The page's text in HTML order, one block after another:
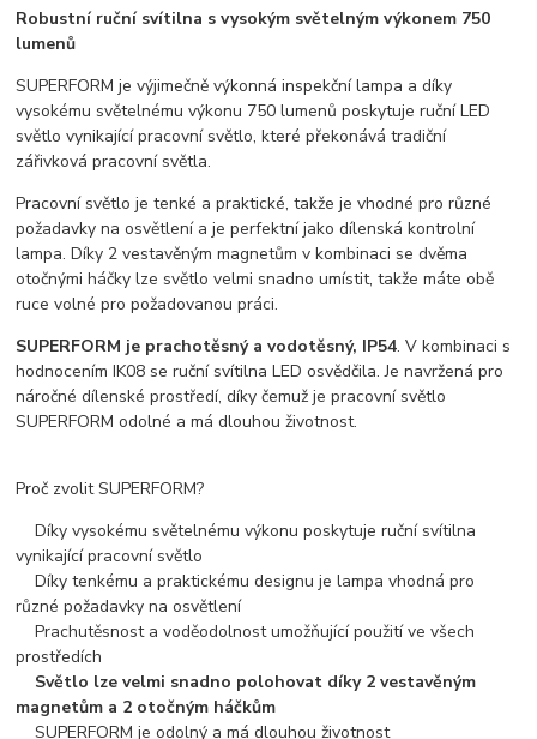
Robustní ruční svítilna s vysokým světelným výkonem 750
lumenů
SUPERFORM je výjimečně výkonná inspekční lampa a díky
vysokému světelnému výkonu 750 lumenů poskytuje ruční LED
světlo vynikající pracovní světlo, které překonává tradiční
zářivková pracovní světla.
Pracovní světlo je tenké a praktické, takže je vhodné pro různé
požadavky na osvětlení a je perfektní jako dílenská kontrolní
lampa. Díky 2 vestavěným magnetům v kombinaci se dvěma
otočnými háčky lze světlo velmi snadno umístit, takže máte obě
ruce volné pro požadovanou práci.
SUPERFORM je prachotěsný a vodotěsný, IP54. V kombinaci s
hodnocením IK08 se ruční svítilna LED osvědčila. Je navržená pro
náročné dílenské prostředí, díky čemuž je pracovní světlo
SUPERFORM odolné a má dlouhou životnost.
Proč zvolit SUPERFORM?
Díky vysokému světelnému výkonu poskytuje ruční svítilna
vynikající pracovní světlo
Díky tenkému a praktickému designu je lampa vhodná pro
různé požadavky na osvětlení
Prachutěsnost a voděodolnost umožňující použití ve všech
prostředích
Světlo lze velmi snadno polohovat díky 2 vestavěným
magnetům a 2 otočným háčkům
SUPERFORM je odolný a má dlouhou životnost